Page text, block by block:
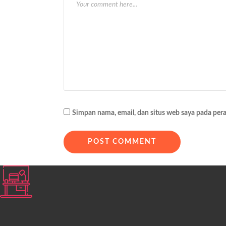
Simpan nama, email, dan situs web saya pada